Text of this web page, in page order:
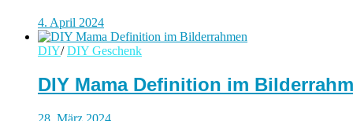
4. April 2024
DIY/ DIY Geschenk
DIY Mama Definition im
28. März 2024